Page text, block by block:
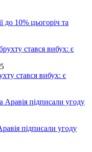
до 10% цьогоріч та
стався вибух: є
підписали угоду